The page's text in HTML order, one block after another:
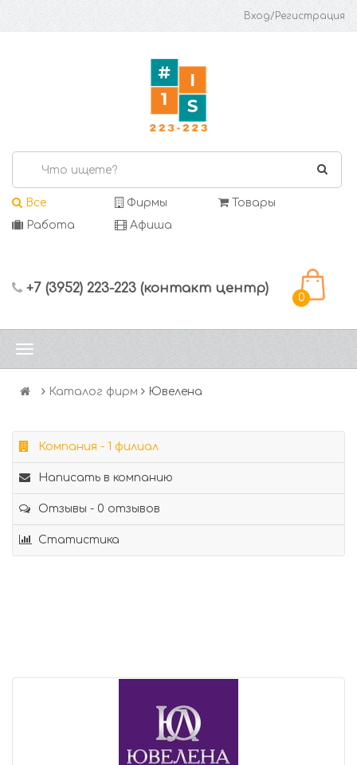
Вход/Регистрация
Все Фирмы
Товары
Работа
Афиша
+7 (3952) 223-223 (контакт центр)
0
Каталог фирм Ювелена
Компания - 1 филиал
Написать в компанию
Отзывы - 0 отзывов
Статистика